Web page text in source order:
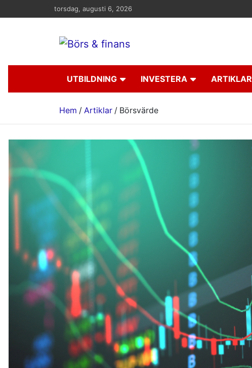
till
torsdag, augusti 6, 2026
Börs & finans
UTBILDNING INVESTERA ARTIKLAR
Hem Artiklar Börsvärde